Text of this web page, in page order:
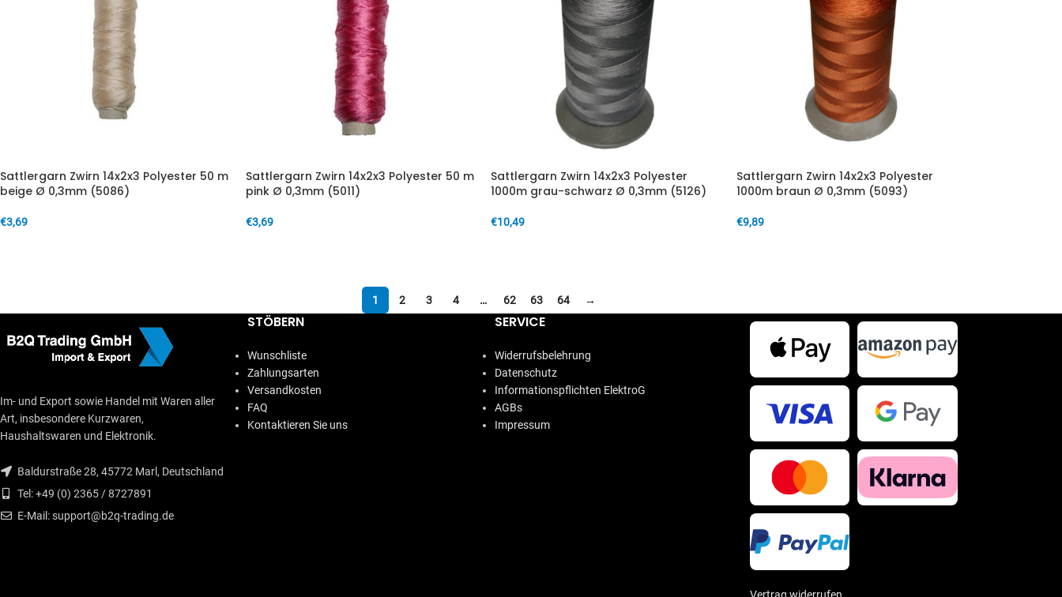
Sattlergarn Zwirn 14x2x3 Polyester 50 m
beige Ø 0,3mm (5086)
€3,69
Sattlergarn Zwirn 14x2x3 Polyester 50 m
pink Ø 0,3mm (5011)
€3,69
Sattlergarn Zwirn 14x2x3 Polyester
1000m grau-schwarz Ø 0,3mm (5126)
€10,49
Sattlergarn Zwirn 14x2x3 Polyester
1000m braun Ø 0,3mm (5093)
€9,89
1 2 3 4 … 62 63 64 →
Im- und Export sowie Handel mit Waren aller
Art, insbesondere Kurzwaren,
Haushaltswaren und Elektronik.
Baldurstraße 28, 45772 Marl, Deutschland
Tel: +49 (0) 2365 / 8727891
E-Mail: support@b2q-trading.de
STÖBERN
Wunschliste
Zahlungsarten
Versandkosten
FAQ
Kontaktieren Sie uns
SERVICE
Widerrufsbelehrung
Datenschutz
Informationspflichten ElektroG
AGBs
Impressum
Vertrag widerrufen